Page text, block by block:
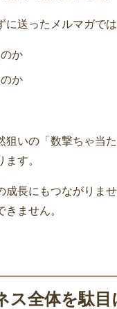
送ったメルマガでは
か
か
狙いの「数撃ちゃ当
す。
成長にもつながりま
ません。
ス全体を駄目